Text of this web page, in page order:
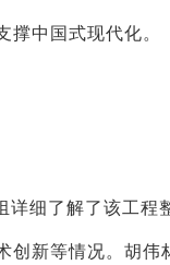
撑中国式现代化。
细了解了该工程
创新等情况。胡